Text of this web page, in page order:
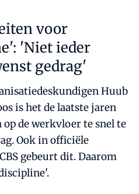
voor
'Niet ieder
gedrag'
Huub
is het de laatste jaren
de werkvloer te snel te
Ook in officiële
gebeurt dit. Daarom